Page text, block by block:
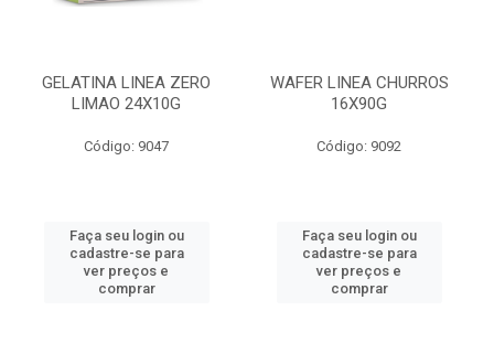
GELATINA LINEA ZERO
LIMAO 24X10G
Código: 9047
Faça seu login ou
cadastre-se para
ver preços e
comprar
WAFER LINEA CHURROS
16X90G
Código: 9092
Faça seu login ou
cadastre-se para
ver preços e
comprar